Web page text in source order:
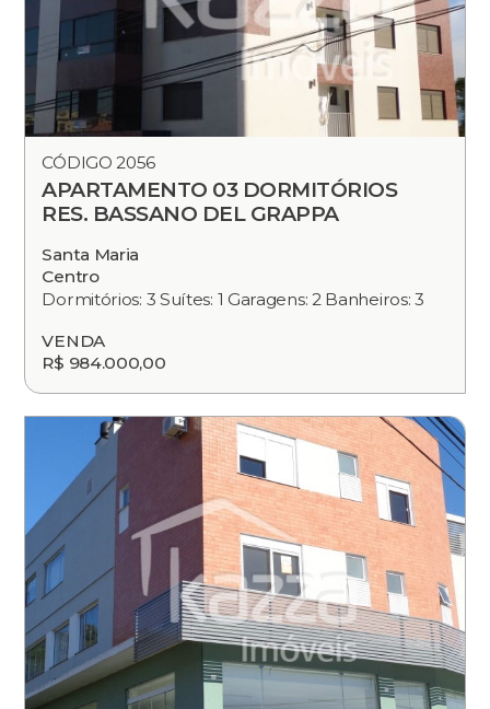
CÓDIGO 2056
APARTAMENTO 03 DORMITÓRIOS
RES. BASSANO DEL GRAPPA
Santa Maria
Centro
Dormitórios: 3 Suítes: 1 Garagens: 2 Banheiros: 3
VENDA
R$ 984.000,00